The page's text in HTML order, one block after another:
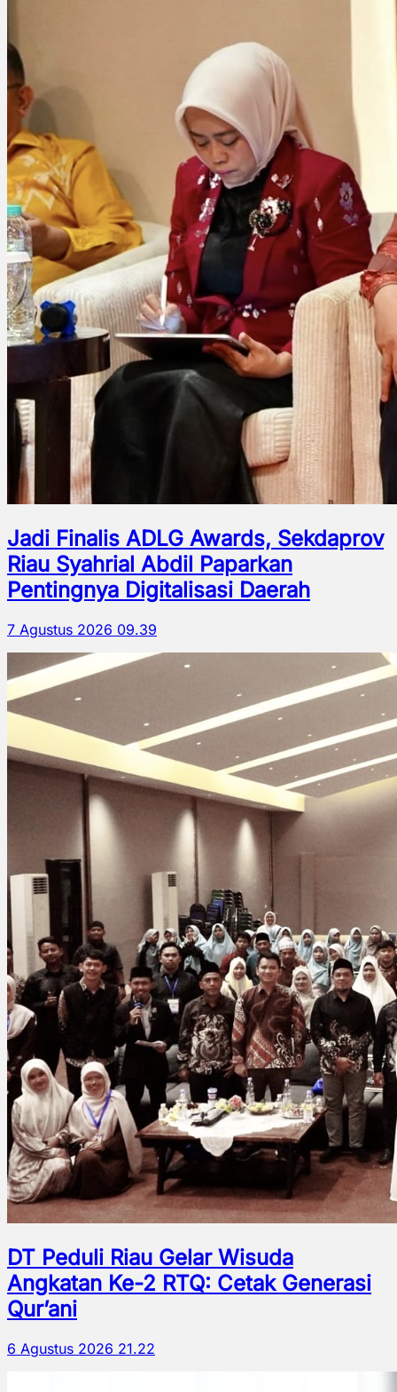
Jadi Finalis ADLG Awards, Sekdaprov
Riau Syahrial Abdil Paparkan
Pentingnya Digitalisasi Daerah
7 Agustus 2026 09.39
DT Peduli Riau Gelar Wisuda
Angkatan Ke-2 RTQ: Cetak Generasi
Qur’ani
6 Agustus 2026 21.22